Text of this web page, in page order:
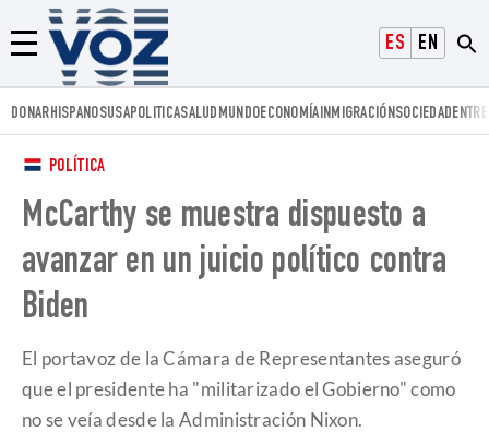
ESPAÑOLENGLISH
Menú
Voz.us
DONARHISPANOSUSAPOLITICASALUD MUNDOECONOMÍAINMIGRACIÓNSOCIEDAD
POLÍTICA
McCarthy se muestra dispuesto a
avanzar en un juicio político contra
Biden
El portavoz de la Cámara de Representantes aseguró
que el presidente ha "militarizado el Gobierno" como
no se veía desde la Administración Nixon.